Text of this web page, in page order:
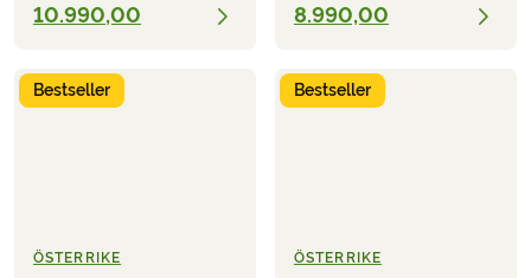
10.990,00
8.990,00
Bestseller
ÖSTERRIKE
Bestseller
ÖSTERRIKE